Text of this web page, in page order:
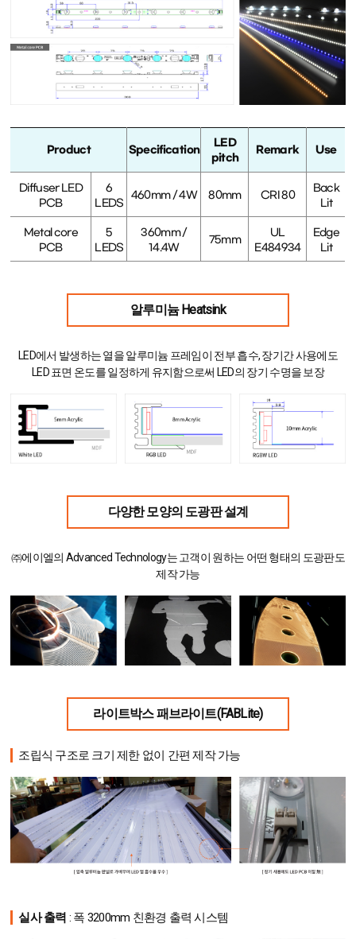
Product Specification
LED
pitch
Remark Use
Diffuser LED
PCB
6
LEDS
460mm / 4W 80mm CRI 80
Back
Lit
Metal core
PCB
5
LEDS
360mm /
14.4W
75mm
UL
E484934
Edge
Lit
알루미늄 Heatsink
LED에서 발생하는 열을 알루미늄 프레임이 전부 흡수, 장기간 사용에도
LED 표면 온도를 일정하게 유지함으로써 LED의 장기 수명을 보장
다양한 모양의 도광판 설계
㈜에이엘의 Advanced Technology는 고객이 원하는 어떤 형태의 도광판도
제작 가능
라이트박스 패브라이트(FABLite)
조립식 구조로 크기 제한 없이 간편 제작 가능
실사 출력 : 폭 3200mm 친환경 출력 시스템